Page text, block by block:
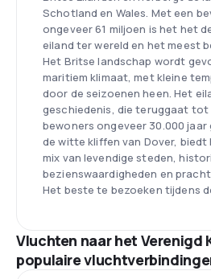
Schotland en Wales. Met een
ongeveer 61 miljoen is het het
eiland ter wereld en het meest
Het Britse landschap wordt
maritiem klimaat, met kleine
door de seizoenen heen. Het
geschiedenis, die teruggaat tot
bewoners ongeveer 30.000 jaar
de witte kliffen van Dover, biedt
mix van levendige steden,
bezienswaardigheden en
Het beste te bezoeken tijdens
Vluchten naar het Verenigd
populaire